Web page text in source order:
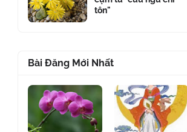
tôn"
Bài Đăng Mới Nhất